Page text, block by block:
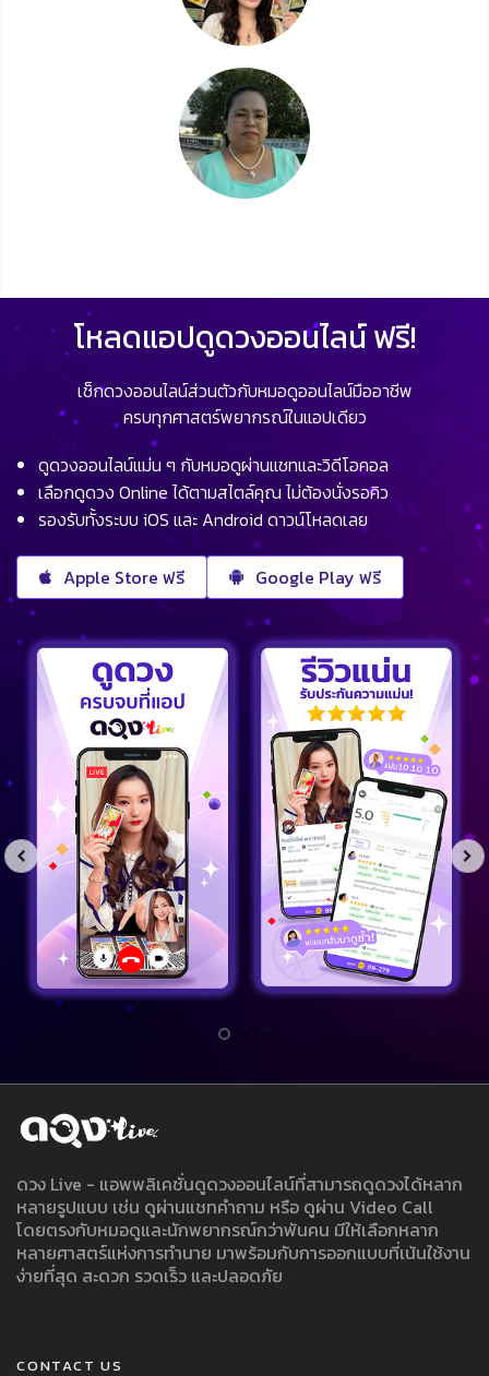
โหลดแอปดูดวงออนไลน์ ฟรี!
เช็กดวงออนไลน์ส่วนตัวกับหมอดูออนไลน์มืออาชีพ
ครบทุกศาสตร์พยากรณ์ในแอปเดียว
ดูดวงออนไลน์แม่น ๆ กับหมอดูผ่านแชทและวิดีโอคอล
เลือกดูดวง Online ได้ตามสไตล์คุณ ไม่ต้องนั่งรอคิว
รองรับทั้งระบบ iOS และ Android ดาวน์โหลดเลย
Apple Store ฟรี Google Play ฟรี
ดวง Live - แอพพลิเคชั่นดูดวงออนไลน์ที่สามารถดูดวงได้หลาก
หลายรูปแบบ เช่น ดูผ่านแชทคำถาม หรือ ดูผ่าน Video Call
โดยตรงกับหมอดูและนักพยากรณ์กว่าพันคน มีให้เลือกหลาก
หลายศาสตร์แห่งการทำนาย มาพร้อมกับการออกแบบที่เน้นใช้งาน
ง่ายที่สุด สะดวก รวดเร็ว และปลอดภัย
CONTACT US